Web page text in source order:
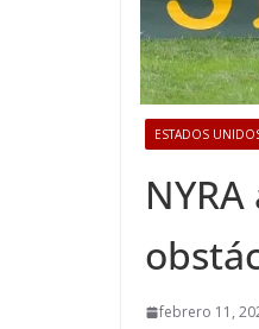
ESTADOS
febrero 11,